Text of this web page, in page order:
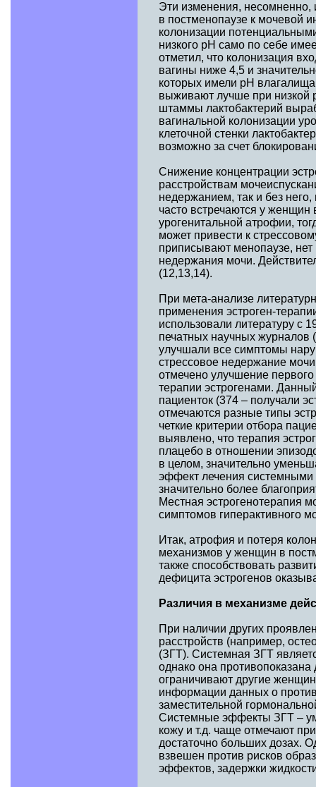
Эти изменения,
в постменопаузе к мочевой
колонизации
низкого рН само по себе
отметил, что колонизация
вагины ниже 4,5 и
которых имели рН
выживают лучше при низкой
штаммы лактобактерий
вагинальной колонизации
клеточной стенки
возможно за счет
Снижение концентрации
расстройствам
недержанием, так и без
часто встречаются у женщин
урогенитальной атрофии,
может привести к
приписывают менопаузе, нет
недержания мочи.
(12,13,14).
При мета-анализе
применения эстроген-
использовали литературу с
печатных научных журналов
улучшали все симптомы
стрессовое недержание
отмечено улучшение
терапии эстрогенами.
пациенток (374 – получали
отмечаются разные типы
четкие критерии отбора
выявлено, что терапия
плацебо в отношении
в целом, значительно
эффект лечения системными
значительно более
Местная эстрогенотерапия
симптомов гиперактивного
Итак, атрофия и потеря
механизмов у женщин в
также способствовать
дефицита эстрогенов
Различия в механизме
При наличии других
расстройств (например,
(ЗГТ). Системная ЗГТ
однако она
ограничивают другие
информации данных о
заместительной
Системные эффекты ЗГТ –
кожу и т.д. чаще отмечают
достаточно больших дозах.
взвешен против рисков
эффектов, задержки